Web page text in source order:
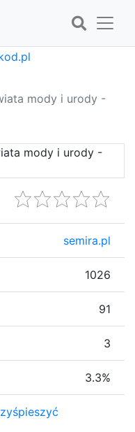
mody i urody -
semira.pl
1026
91
3
3.3%